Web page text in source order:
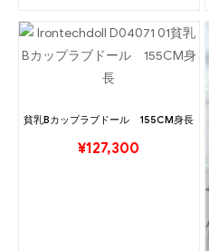
貧乳Bカップラブドール 155CM身長
¥127,300